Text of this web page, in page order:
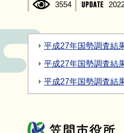
3554
平成27年国勢調査結
平成27年国勢調査結
平成27年国勢調査結